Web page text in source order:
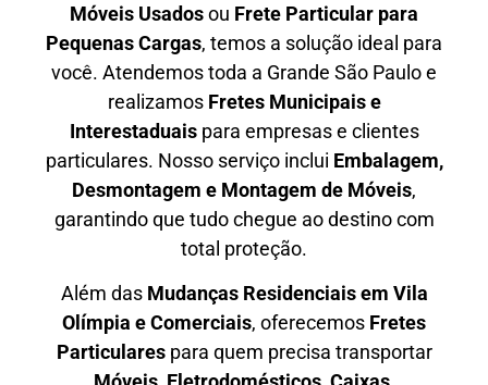
Móveis Usadosou Frete Particular para
Pequenas Cargas, temos a solução ideal para
você. Atendemostoda a Grande São Pauloe
realizamos Fretes Municipais e
Interestaduaispara empresas e clientes
particulares. Nosso serviço inclui Embalagem,
Desmontagem e Montagem de Móveis,
garantindo que tudo chegue ao destino com
total proteção.
Além das Mudanças Residenciais em Vila
Olímpia e Comerciais, oferecemos Fretes
Particularespara quem precisa transportar